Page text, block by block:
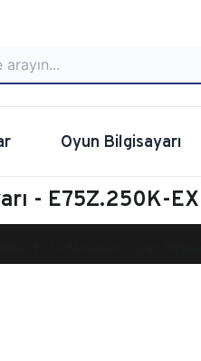
Oyun Bilgisayarı
- E75Z.250K-